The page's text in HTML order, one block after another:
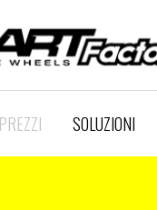
SOLUZIONI